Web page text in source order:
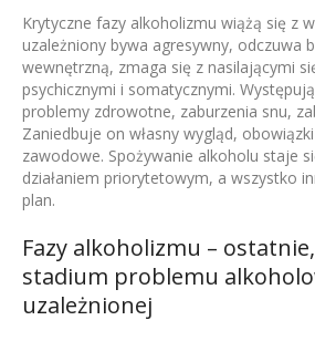
Krytyczne fazy alkoholizmu wiążą się z
uzależniony bywa agresywny, odczuwa
wewnętrzną, zmaga się z nasilającymi
psychicznymi i somatycznymi.
problemy zdrowotne, zaburzenia snu,
Zaniedbuje on własny wygląd,
zawodowe. Spożywanie alkoholu staje
działaniem priorytetowym, a wszystko
plan.
Fazy alkoholizmu –
stadium problemu
uzależnionej